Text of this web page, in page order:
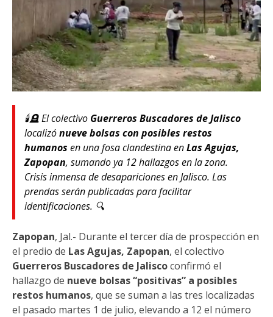
🕯️🪦 El colectivo Guerreros Buscadores de Jalisco
localizónueve bolsas con posibles restos
humanos en una fosa clandestina enLas Agujas,
Zapopan, sumando ya 12 hallazgos en la zona.
Crisis inmensa de desapariciones en Jalisco. Las
prendas serán publicadas para facilitar
identificaciones. 🔍
Zapopan, Jal.- Durante el tercer día de prospección en
el predio de Las Agujas, Zapopan, el colectivo
Guerreros Buscadores de Jaliscoconfirmó el
hallazgo de nueve bolsas “positivas” a posibles
restos humanos, que se suman a las tres localizadas
el pasado martes 1 de julio, elevando a 12 el número